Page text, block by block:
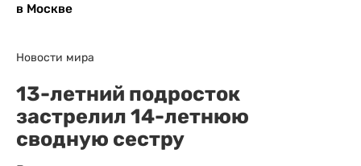
в Москве
Новости мира
13-летний подросток
застрелил 14-летнюю
сводную сестру